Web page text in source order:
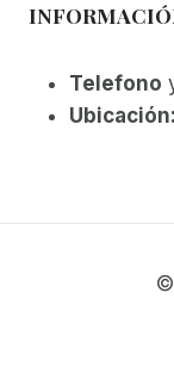
Telefono
Ubicación:
©